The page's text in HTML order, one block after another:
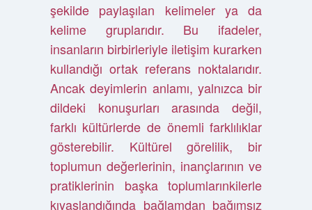
şekilde paylaşılan kelimeler ya da
kelime gruplarıdır. Bu ifadeler,
insanların birbirleriyle iletişim kurarken
kullandığı ortak referans noktalarıdır.
Ancak deyimlerin anlamı, yalnızca bir
dildeki konuşurları arasında değil,
farklı kültürlerde de önemli farklılıklar
gösterebilir. Kültürel görelilik, bir
toplumun değerlerinin, inançlarının ve
pratiklerinin başka toplumlarınkilerle
kıyaslandığında bağlamdan bağımsız